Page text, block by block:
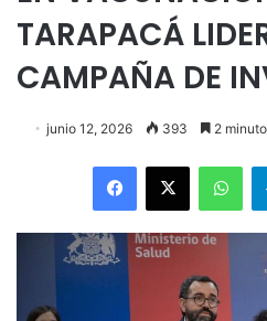
TARAPACÁ
CAMPAÑA DE
junio 12, 2026 393 2
Facebook
X